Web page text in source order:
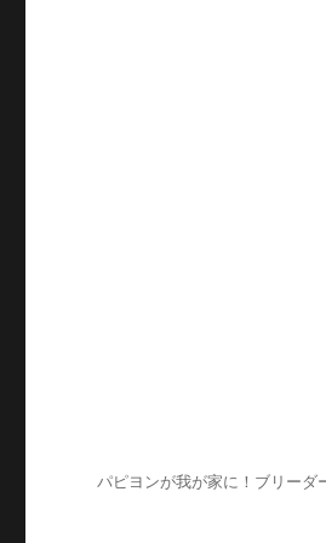
パピヨンが我が家に！ブリーダ